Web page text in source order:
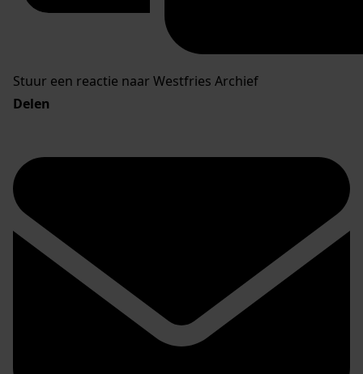
Stuur een reactie naar Westfries Archief
Delen